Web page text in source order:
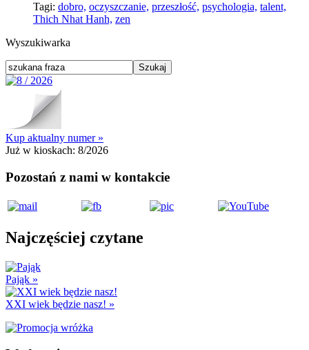
Tagi: dobro, oczyszczanie, przeszłość, psychologia, talent,
Thich Nhat Hanh, zen
Wyszukiwarka
Kup aktualny numer »
Już w kioskach: 8/2026
Pozostań z nami w kontakcie
Najczęściej czytane
Pająk »
XXI wiek będzie nasz! »